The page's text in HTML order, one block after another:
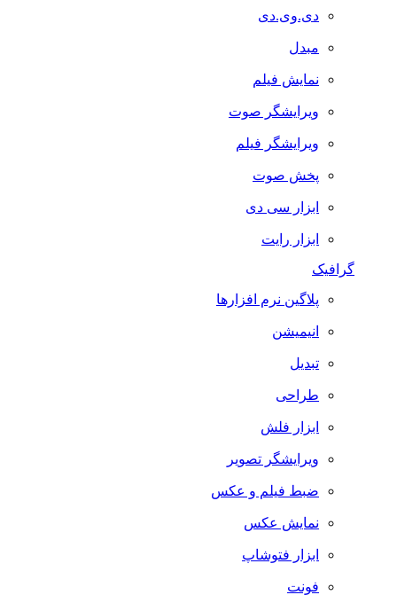
دی.وی.دی
مبدل
نمایش فیلم
ویرایشگر صوت
ویرایشگر فیلم
پخش صوت
ابزار سی دی
ابزار رایت
گرافیک
پلاگین نرم افزارها
انیمیشن
تبدیل
طراحی
ابزار فلش
ویرایشگر تصویر
ضبط فيلم و عكس
نمایش عکس
ابزار فتوشاپ
فونت